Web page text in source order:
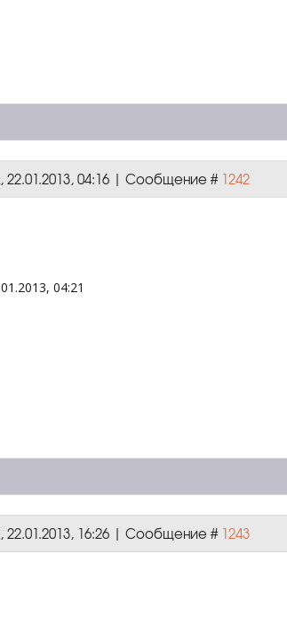
22.01.2013, 04:16 | Сообщение # 1242
04:21
22.01.2013, 16:26 | Сообщение # 1243